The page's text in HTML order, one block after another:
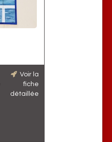
Voir la
fiche
détaillée